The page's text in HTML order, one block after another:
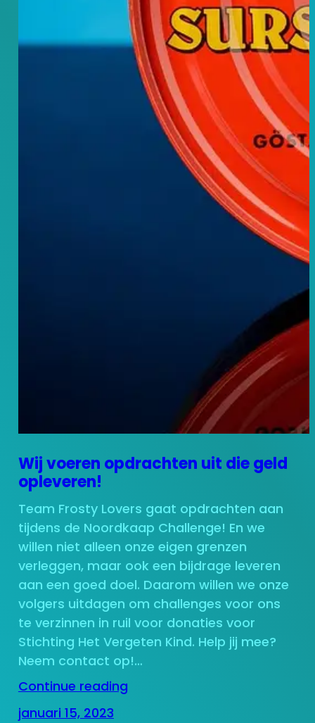
Wij voeren opdrachten uit die geld
opleveren!
Team Frosty Lovers gaat opdrachten aan
tijdens de Noordkaap Challenge! En we
willen niet alleen onze eigen grenzen
verleggen, maar ook een bijdrage leveren
aan een goed doel. Daarom willen we onze
volgers uitdagen om challenges voor ons
te verzinnen in ruil voor donaties voor
Stichting Het Vergeten Kind. Help jij mee?
Neem contact op!…
Continue reading
januari 15, 2023